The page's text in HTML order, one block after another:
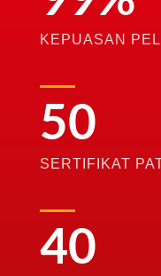
KEPUASAN
50
SERTIFIKAT
40